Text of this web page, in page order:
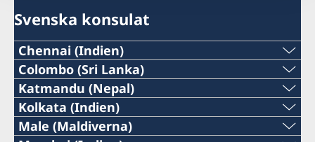
Svenska konsulat
Chennai (Indien)
Tel:
+91 44 2811 2232
E-post:
Colombo (Sri Lanka)
Tel:
+94 112307768
Katmandu (Nepal)
Tel:
+977-1-5320939
Kolkata (Indien)
Tel:
Male (Maldiverna)